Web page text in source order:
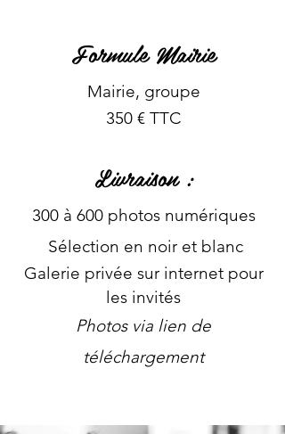
Formule Mairie
Mairie, groupe
350 € TTC
Livraison :
300 à 600 photos numériques
Sélection en noir et blanc
Galerie privée sur internet pour
les invités
Photos via lien de
téléchargement